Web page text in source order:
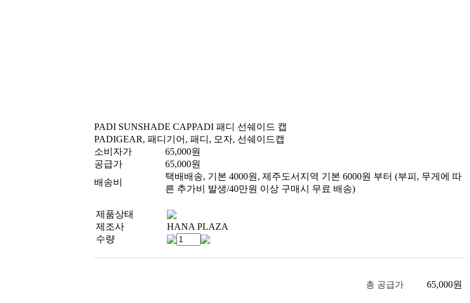
PADI SUNSHADE CAPPADI 패디 선쉐이드 캡
PADIGEAR, 패디기어, 패디, 모자, 선쉐이드캡
소비자가
65,000원
공급가
65,000원
배송비
택배배송, 기본 4000원, 제주도서지역 기본 6000원 부터 (부피, 무게에 따
른 추가비 발생/40만원 이상 구매시 무료 배송)
제품상태
제조사
HANA PLAZA
수량
총 공급가 65,000원